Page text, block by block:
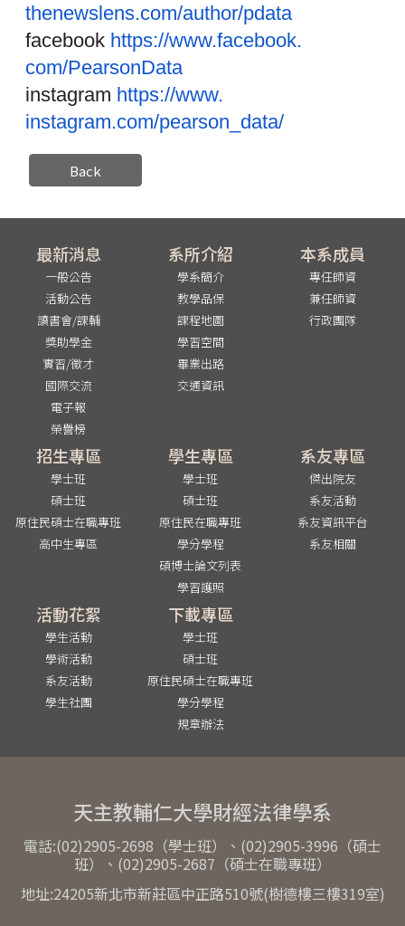
thenewslens.com/author/pdata
facebookhttps://www.facebook.
com/PearsonData
instagram https://www.
instagram.com/pearson_data/
Back
最新消息
一般公告
活動公告
讀書會/課輔
獎助學金
實習/徵才
國際交流
電子報
榮譽榜
系所介紹
學系簡介
教學品保
課程地圖
學習空間
畢業出路
交通資訊
本系成員
專任師資
兼任師資
行政團隊
招生專區
學士班
碩士班
原住民碩士在職專班
高中生專區
學生專區
學士班
碩士班
原住民在職專班
學分學程
碩博士論文列表
學習護照
系友專區
傑出院友
系友活動
系友資訊平台
系友相關
活動花絮
學生活動
學術活動
系友活動
學生社團
下載專區
學士班
碩士班
原住民碩士在職專班
學分學程
規章辦法
天主教輔仁大學財經法律學系
電話:(02)2905-2698（學士班）、(02)2905-3996（碩士
班）、(02)2905-2687（碩士在職專班）
地址:24205新北市新莊區中正路510號(樹德樓三樓319室)